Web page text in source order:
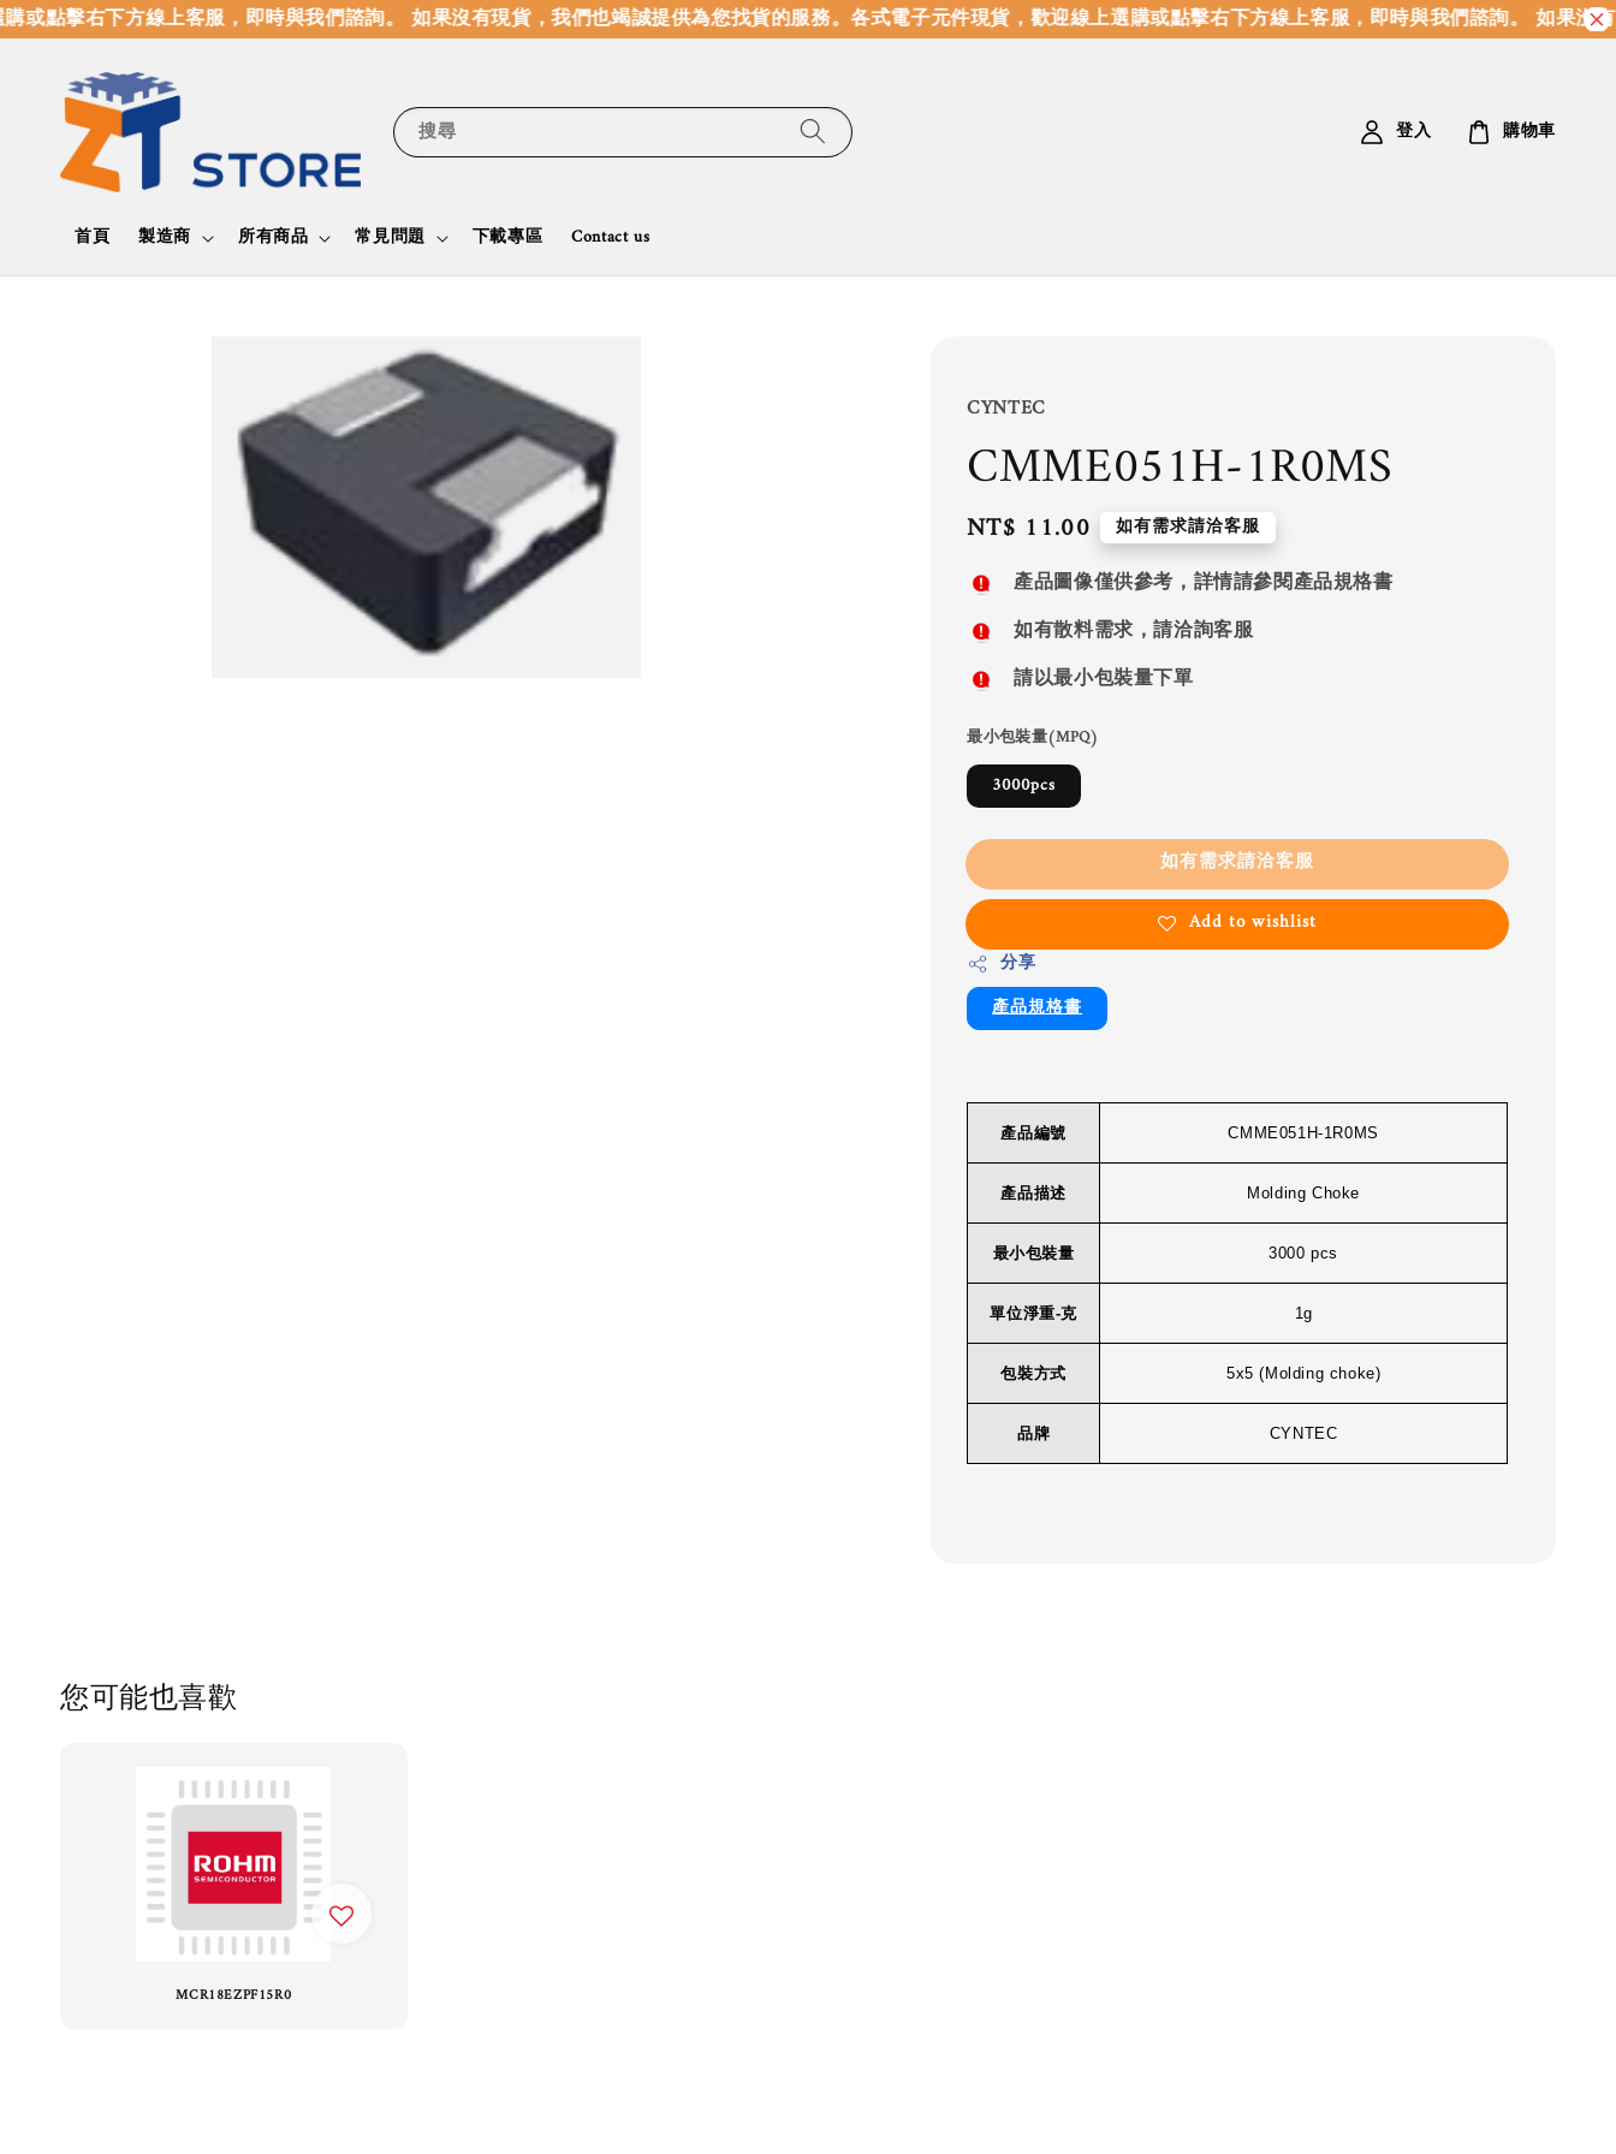
點擊右下方線上客服，即時與我們諮詢。 如果沒有現貨，我們也竭誠提供為您找貨的服務。各式電子元件現貨，歡迎線上選購或點擊右下方線上客服，即時與我們諮詢。 如果沒有
搜尋
首頁 製造商 所有商品 常見問題 下載專區 Contact us
登入 購物車
CYNTEC
CMME051H-1R0MS
Regular
price
NT$ 11.00 如有需求請洽客服
產品圖像僅供參考，詳情請參閱產品規格書
如有散料需求，請洽詢客服
請以最小包裝量下單
最小包裝量(MPQ)
3000pcs
如有需求請洽客服
Add to wishlist
分享
產品規格書
產品編號 CMME051H-1R0MS
產品描述 Molding Choke
最小包裝量 3000 pcs
單位淨重-克 1g
包裝方式 5x5 (Molding choke)
品牌 CYNTEC
您可能也喜歡
MCR18EZPF15R0